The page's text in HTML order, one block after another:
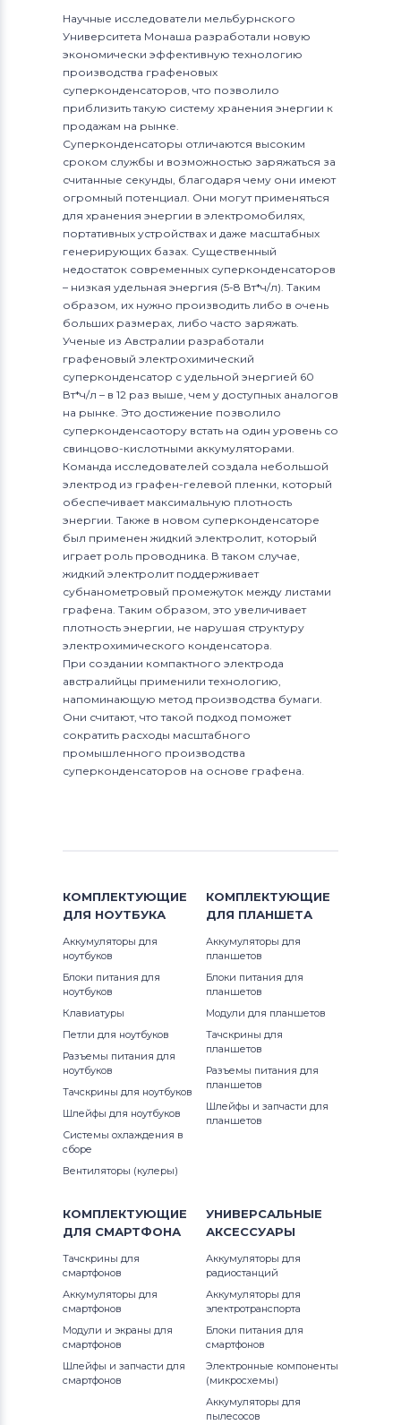
Научные исследователи мельбурнского
Университета Монаша разработали новую
экономически эффективную технологию
производства графеновых
суперконденсаторов, что позволило
приблизить такую систему хранения энергии к
продажам на рынке.
Суперконденсаторы отличаются высоким
сроком службы и возможностью заряжаться за
считанные секунды, благодаря чему они имеют
огромный потенциал. Они могут применяться
для хранения энергии в электромобилях,
портативных устройствах и даже масштабных
генерирующих базах. Существенный
недостаток современных суперконденсаторов
– низкая удельная энергия (5-8 Вт*ч/л). Таким
образом, их нужно производить либо в очень
больших размерах, либо часто заряжать.
Ученые из Австралии разработали
графеновый электрохимический
суперконденсатор с удельной энергией 60
Вт*ч/л – в 12 раз выше, чем у доступных аналогов
на рынке. Это достижение позволило
суперконденсаотору встать на один уровень со
свинцово-кислотными аккумуляторами.
Команда исследователей создала небольшой
электрод из графен-гелевой пленки, который
обеспечивает максимальную плотность
энергии. Также в новом суперконденсаторе
был применен жидкий электролит, который
играет роль проводника. В таком случае,
жидкий электролит поддерживает
субнанометровый промежуток между листами
графена. Таким образом, это увеличивает
плотность энергии, не нарушая структуру
электрохимического конденсатора.
При создании компактного электрода
австралийцы применили технологию,
напоминающую метод производства бумаги.
Они считают, что такой подход поможет
сократить расходы масштабного
промышленного производства
суперконденсаторов на основе графена.
КОМПЛЕКТУЮЩИЕ
ДЛЯ НОУТБУКА
Аккумуляторы для
ноутбуков
Блоки питания для
ноутбуков
Клавиатуры
Петли для ноутбуков
Разъемы питания для
ноутбуков
Тачскрины для ноутбуков
Шлейфы для ноутбуков
Системы охлаждения в
сборе
Вентиляторы (кулеры)
КОМПЛЕКТУЮЩИЕ
ДЛЯ ПЛАНШЕТА
Аккумуляторы для
планшетов
Блоки питания для
планшетов
Модули для планшетов
Тачскрины для
планшетов
Разъемы питания для
планшетов
Шлейфы и запчасти для
планшетов
КОМПЛЕКТУЮЩИЕ
ДЛЯ СМАРТФОНА
Тачскрины для
смартфонов
Аккумуляторы для
смартфонов
Модули и экраны для
смартфонов
Шлейфы и запчасти для
смартфонов
УНИВЕРСАЛЬНЫЕ
АКСЕССУАРЫ
Аккумуляторы для
радиостанций
Аккумуляторы для
электротранспорта
Блоки питания для
смартфонов
Электронные компоненты
(микросхемы)
Аккумуляторы для
пылесосов